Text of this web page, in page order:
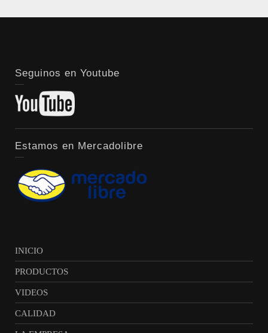
Seguinos en Youtube
Estamos en Mercadolibre
INICIO
PRODUCTOS
VIDEOS
CALIDAD